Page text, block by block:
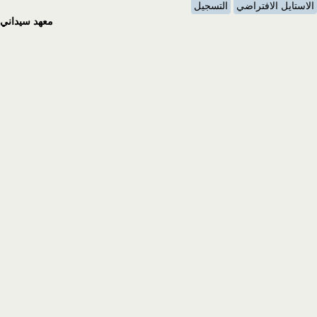
الاستايل الافتراضي
التسجيل
معهد سيداني